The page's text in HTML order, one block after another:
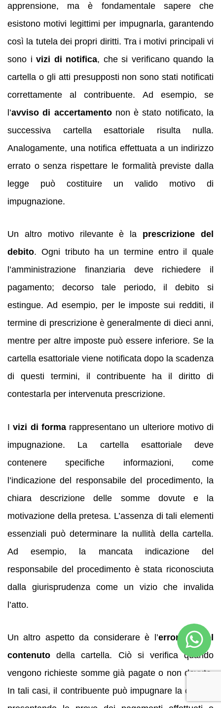
apprensione, ma è fondamentale sapere che
esistono motivi legittimi per impugnarla, garantendo
così la tutela dei propri diritti. Tra i motivi principali vi
sono ivizi di notifica, che si verificano quando la
cartella o gli atti presupposti non sono stati notificati
correttamente al contribuente. Ad esempio, se
l’avviso di accertamentonon è stato notificato, la
successiva cartella esattoriale risulta nulla.
Analogamente, una notifica effettuata a un indirizzo
errato o senza rispettare le formalità previste dalla
legge può costituire un valido motivo di
impugnazione.
Un altro motivo rilevante è la prescrizione del
debito. Ogni tributo ha un termine entro il quale
l’amministrazione finanziaria deve richiedere il
pagamento; decorso tale periodo, il debito si
estingue. Ad esempio, per le imposte sui redditi, il
termine di prescrizione è generalmente di dieci anni,
mentre per altre imposte può essere inferiore. Se la
cartella esattoriale viene notificata dopo la scadenza
di questi termini, il contribuente ha il diritto di
contestarla per intervenuta prescrizione.
Ivizi di formarappresentano un ulteriore motivo di
impugnazione. La cartella esattoriale deve
contenere specifiche informazioni, come
l’indicazione del responsabile del procedimento, la
chiara descrizione delle somme dovute e la
motivazione della pretesa. L’assenza di tali elementi
essenziali può determinare la nullità della cartella.
Ad esempio, la mancata indicazione del
responsabile del procedimento è stata riconosciuta
dalla giurisprudenza come un vizio che invalida
l’atto.
Un altro aspetto da considerare è l’erroneità del
contenuto della cartella. Ciò si verifica quando
vengono richieste somme già pagate o non dovute.
In tali casi, il contribuente può impugnare la cartella